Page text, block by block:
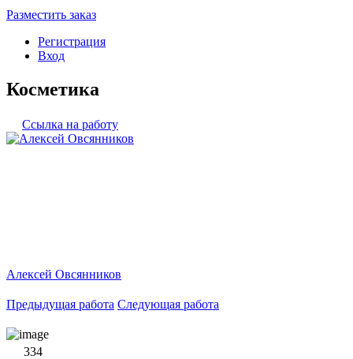
Разместить заказ
Регистрация
Вход
Косметика
Ссылка на работу
Алексей Овсянников
Предыдущая работа Следующая работа
334